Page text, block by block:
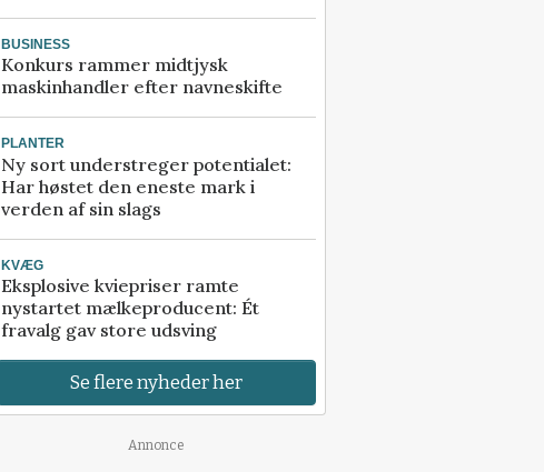
BUSINESS
Konkurs rammer midtjysk
maskinhandler efter navneskifte
PLANTER
Ny sort understreger potentialet:
Har høstet den eneste mark i
verden af sin slags
KVÆG
Eksplosive kviepriser ramte
nystartet mælkeproducent: Ét
fravalg gav store udsving
Se flere nyheder her
Annonce